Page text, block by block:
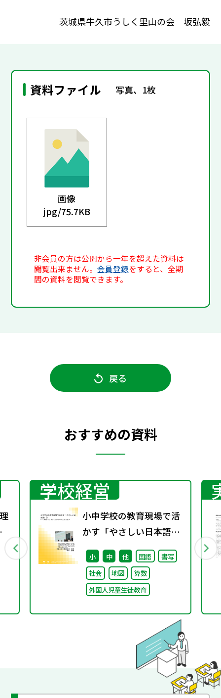
茨城県牛久市うしく里山の会 坂弘毅
資料ファイル 写真、1枚
画像
jpg/75.7KB
非会員の方は公開から一年を超えた資料は
閲覧出来ません。会員登録をすると、全期
間の資料を閲覧できます。
戻る
おすすめの資料
学校経営
小中学校の教育現場で活
かす「やさしい日本語」
② ～「（学校内での）子
どもたちへのやさしい日
本語」～
小 中 他 国語
書写
社会
地図
算数
外国人児童生徒教育